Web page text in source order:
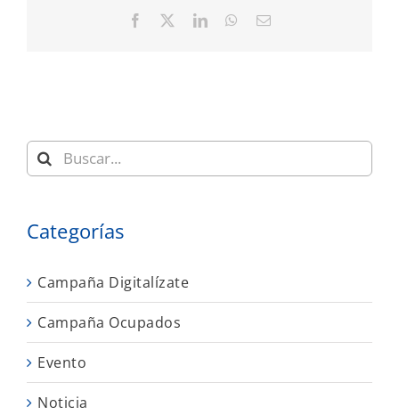
Facebook LinkedInWhatsApp
Correo
Buscar:
Categorías
Campaña Digitalízate
Campaña Ocupados
Evento
Noticia